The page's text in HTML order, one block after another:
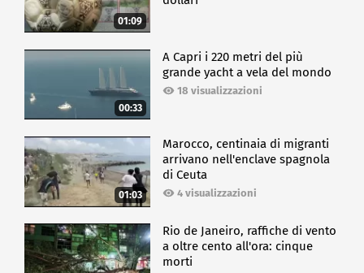
01:09
00:33
A Capri i 220 metri del più
grande yacht a vela del mondo
18 visualizzazioni
01:03
Marocco, centinaia di migranti
arrivano nell'enclave spagnola
di Ceuta
4 visualizzazioni
Rio de Janeiro, raffiche di vento
a oltre cento all'ora: cinque
morti